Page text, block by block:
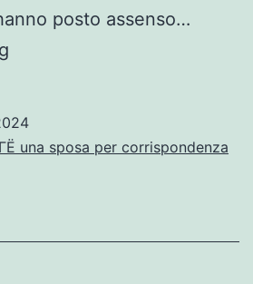
posto assenso…
primi
una sposa per corrispondenza